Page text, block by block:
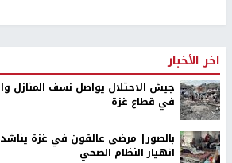
اخر الأخبار
جيش الاحتلال يواصل نسف المنازل
في قطاع غزة
بالصور| مرضى عالقون في غزة
انهيار النظام الصحي